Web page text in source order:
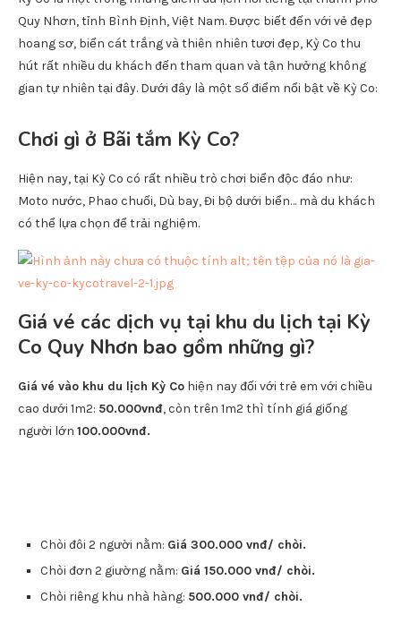
Quy Nhơn, tỉnh Bình Định, Việt Nam. Được biết đến với vẻ đẹp
hoang sơ, biển cát trắng và thiên nhiên tươi đẹp, Kỳ Co thu
hút rất nhiều du khách đến tham quan và tận hưởng không
gian tự nhiên tại đây. Dưới đây là một số điểm nổi bật về Kỳ Co:
Chơi gì ở Bãi tắm Kỳ Co?
Hiện nay, tại Kỳ Co có rất nhiều trò chơi biển độc đáo như:
Moto nước, Phao chuối, Dù bay, Đi bộ dưới biển… mà du khách
có thể lựa chọn để trải nghiệm.
Giá vé các dịch vụ tại khu du lịch tại Kỳ
Co Quy Nhơn bao gồm những gì?
Giá vé vào khu du lịch Kỳ Co hiện nay đối với trẻ em với chiều
cao dưới 1m2: 50.000vnđ, còn trên 1m2 thì tính giá giống
người lớn 100.000vnđ.
Chòi đôi 2 người nằm: Giá 300.000 vnđ/ chòi.
Chòi đơn 2 giường nằm: Giá 150.000 vnđ/ chòi.
Chòi riêng khu nhà hàng: 500.000 vnđ/ chòi.